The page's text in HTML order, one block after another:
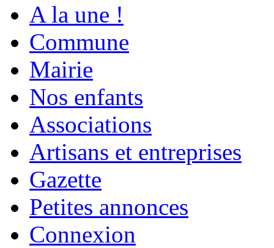
A la une !
Commune
Mairie
Nos enfants
Associations
Artisans et entreprises
Gazette
Petites annonces
Connexion